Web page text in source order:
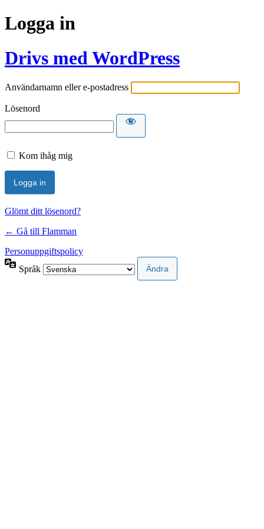
Logga in
Drivs med WordPress
Användarnamn eller e-postadress
Lösenord
Kom ihåg mig
Glömt ditt lösenord?
← Gå till Flamman
Personuppgiftspolicy
Språk